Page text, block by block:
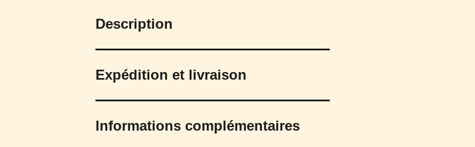
Description
Expédition et livraison
Informations complémentaires